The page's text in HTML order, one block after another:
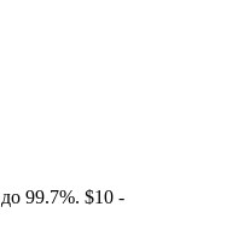
99.7%. $10 -